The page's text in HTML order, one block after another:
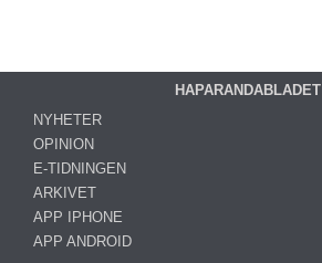
HAPARANDABLADET
NYHETER
OPINION
E-TIDNINGEN
ARKIVET
APP IPHONE
APP ANDROID